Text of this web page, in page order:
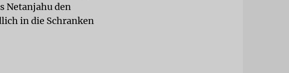
Netanjahu den
in die Schranken